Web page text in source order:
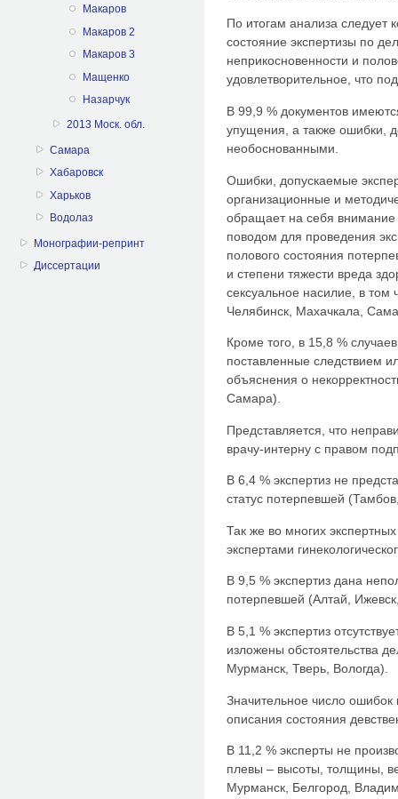
Макаров
Макаров 2
Макаров 3
Мащенко
Назарчук
2013 Моск. обл.
Самара
Хабаровск
Харьков
Водолаз
Монографии-репринт
Диссертации
По итогам анализа следует
состояние экспертизы по
неприкосновенности и
удовлетворительное, что
В 99,9 % документов
упущения, а также ошибки,
необоснованными.
Ошибки, допускаемые
организационные и
обращает на себя внимание
поводом для проведения
полового состояния
и степени тяжести вреда
сексуальное насилие, в том
Челябинск, Махачкала,
Кроме того, в 15,8 %
поставленные следствием
объяснения о
Самара).
Представляется, что
врачу-интерну с правом
В 6,4 % экспертиз не
статус потерпевшей
Так же во многих
экспертами
В 9,5 % экспертиз дана
потерпевшей (Алтай,
В 5,1 % экспертиз
изложены обстоятельства
Мурманск, Тверь, Вологда).
Значительное число
описания состояния
В 11,2 % эксперты не
плевы – высоты, толщины,
Мурманск, Белгород,